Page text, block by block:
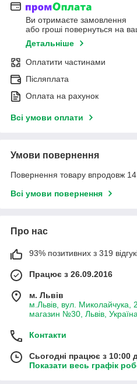
Ви отримаєте замовлення
або гроші повернуться на
Детальніше
Оплатити частинами
Післяплата
Оплата на рахунок
Всі умови оплати
Умови повернення
Повернення товару впродовж 14
Всі умови повернення
Про нас
93% позитивних з 319
Працює з 26.09.2016
м. Львів
м.Львів, вул.
магазин №30, Львів,
Контакти
Сьогодні працює з 10:00
Показати весь графік